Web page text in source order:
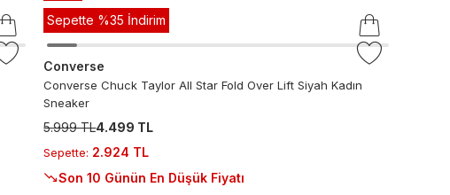
Sepette %35 İndirim
Converse
Converse Chuck Taylor All Star Fold Over Lift Siyah Kadın
Sneaker
5.999 TL4.499 TL
Sepette: 2.924 TL
Son 10 Günün En Düşük Fiyatı